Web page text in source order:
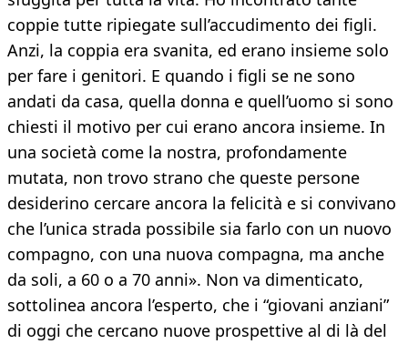
coppie tutte ripiegate sull’accudimento dei figli.
Anzi, la coppia era svanita, ed erano insieme solo
per fare i genitori. E quando i figli se ne sono
andati da casa, quella donna e quell’uomo si sono
chiesti il motivo per cui erano ancora insieme. In
una società come la nostra, profondamente
mutata, non trovo strano che queste persone
desiderino cercare ancora la felicità e si convivano
che l’unica strada possibile sia farlo con un nuovo
compagno, con una nuova compagna, ma anche
da soli, a 60 o a 70 anni». Non va dimenticato,
sottolinea ancora l’esperto, che i “giovani anziani”
di oggi che cercano nuove prospettive al di là del